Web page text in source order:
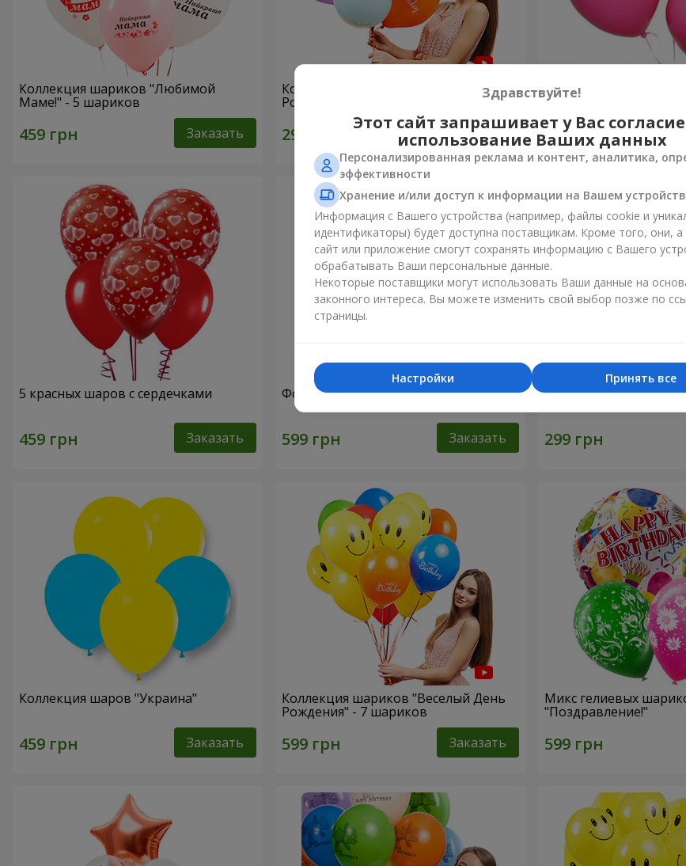
Коллекция шариков "Любимой
Маме!" - 5 шариков
Заказать
Коллекция шариков "С Днем
Рождения" - 3 шарика
Заказать
3 гелиевых шарика
5 красных шаров с сердечками
Заказать
Фонтан шаров "Шарм"
Заказать
Шарик "Я тебя люблю"
Коллекция шаров "Украина"
Заказать
Коллекция шариков "Веселый День
Рождения" - 7 шариков
Заказать
Микс гелиевых
"Поздравление!"
Здравствуйте!
Этот сайт запрашивает у Вас
использование Ваших данных
Персонализированная реклама и контент, аналитика,
эффективности
Хранение и/или доступ к информации на Вашем
Информация с Вашего устройства (например, файлы cookie и
идентификаторы) будет доступна поставщикам. Кроме того, они, а
сайт или приложение смогут сохранять информацию с Вашего
обрабатывать Ваши персональные данные.
Некоторые поставщики могут использовать Ваши данные на
законного интереса. Вы можете изменить свой выбор позже по
страницы.
Принять все
Настройки